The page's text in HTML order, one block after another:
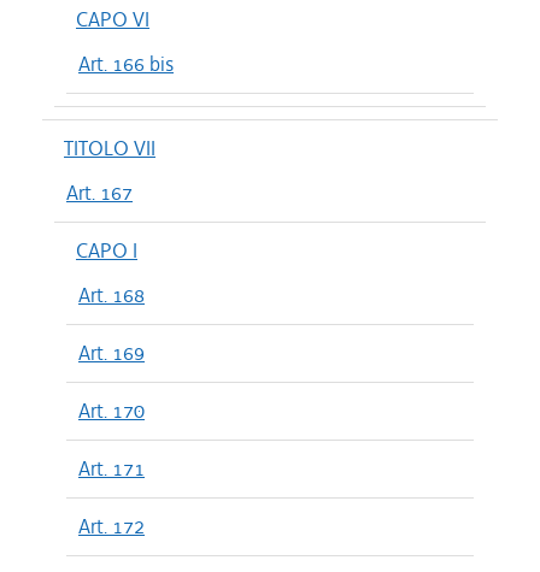
CAPO VI
Art. 166 bis
TITOLO VII
Art. 167
CAPO I
Art. 168
Art. 169
Art. 170
Art. 171
Art. 172